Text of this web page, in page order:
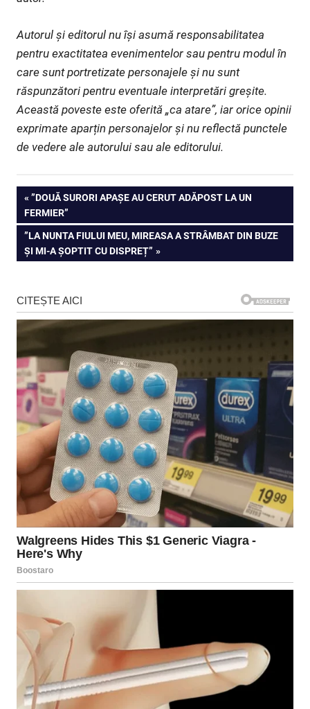
Autorul și editorul nu își asumă responsabilitatea
pentru exactitatea evenimentelor sau pentru modul în
care sunt portretizate personajele și nu sunt
răspunzători pentru eventuale interpretări greșite.
Această poveste este oferită „ca atare”, iar orice opinii
exprimate aparțin personajelor și nu reflectă punctele
de vedere ale autorului sau ale editorului.
Navigare
în
articole
PREVIOUS
POST:
”DOUĂ SURORI APAȘE AU CERUT ADĂPOST LA UN
FERMIER”
NEXT
POST:
”LA NUNTA FIULUI MEU, MIREASA A STRÂMBAT DIN BUZE
ȘI MI-A ȘOPTIT CU DISPREȚ”